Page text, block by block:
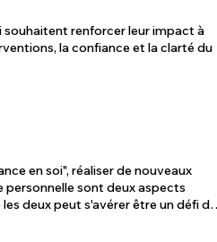
outils pratiques et efficaces, vous
avec confiance. À qui
de sens, ou simplement une
vous. Aucun défi n'est trop
renforcer leur impact à
la confiance et la clarté du
en soi", réaliser de nouveaux